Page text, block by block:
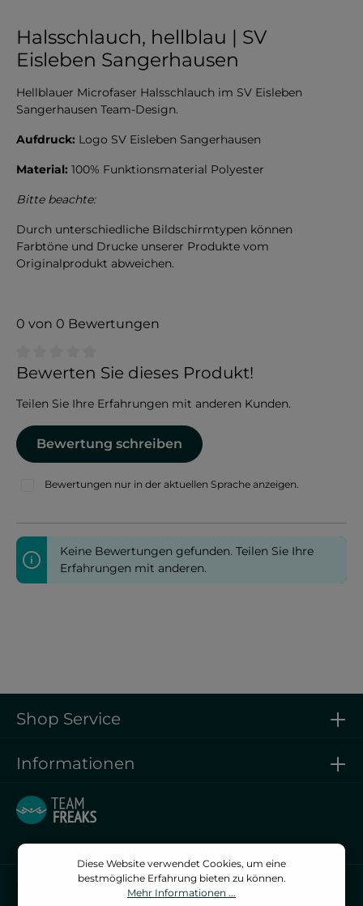
Halsschlauch, hellblau | SV
Eisleben Sangerhausen
Hellblauer Microfaser Halsschlauch im SV Eisleben
Sangerhausen Team-Design.
Aufdruck: Logo SV Eisleben Sangerhausen
Material: 100% Funktionsmaterial Polyester
Bitte beachte:
Durch unterschiedliche Bildschirmtypen können
Farbtöne und Drucke unserer Produkte vom
Originalprodukt abweichen.
0 von 0 Bewertungen
Durchschnittliche Bewertung von 0 von 5 Sternen
Bewerten Sie dieses Produkt!
Teilen Sie Ihre Erfahrungen mit anderen Kunden.
Bewertung schreiben
Bewertungen nur in der aktuellen Sprache anzeigen.
Keine Bewertungen gefunden. Teilen Sie Ihre
Erfahrungen mit anderen.
Vertrag widerrufen
Shop Service
Informationen
Diese Website verwendet Cookies, um eine
bestmögliche Erfahrung bieten zu können.
Mehr Informationen ...